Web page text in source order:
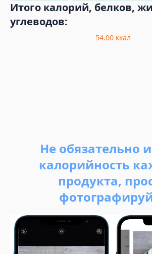
Итого калорий, белков,
углеводов:
54.00 ккал
Не обязательно
калорийность
продукта,